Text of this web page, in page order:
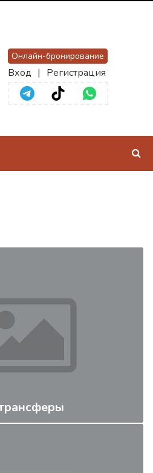
Онлайн-бронирование
Вход | Регистрация